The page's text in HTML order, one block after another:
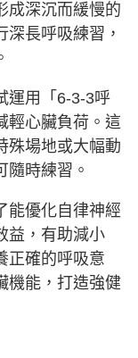
成深沉而緩慢的
長呼吸練習，
運用「6-3-3呼
輕心臟負荷。這
殊場地或大幅動
隨時練習。
能優化自律神經
益，有助減小
正確的呼吸意
機能，打造強健